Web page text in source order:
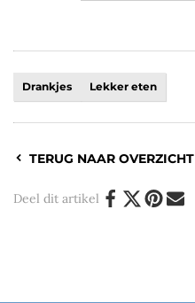
Drankjes Lekker eten
TERUG NAAR OVERZICHT
Deel dit artikel